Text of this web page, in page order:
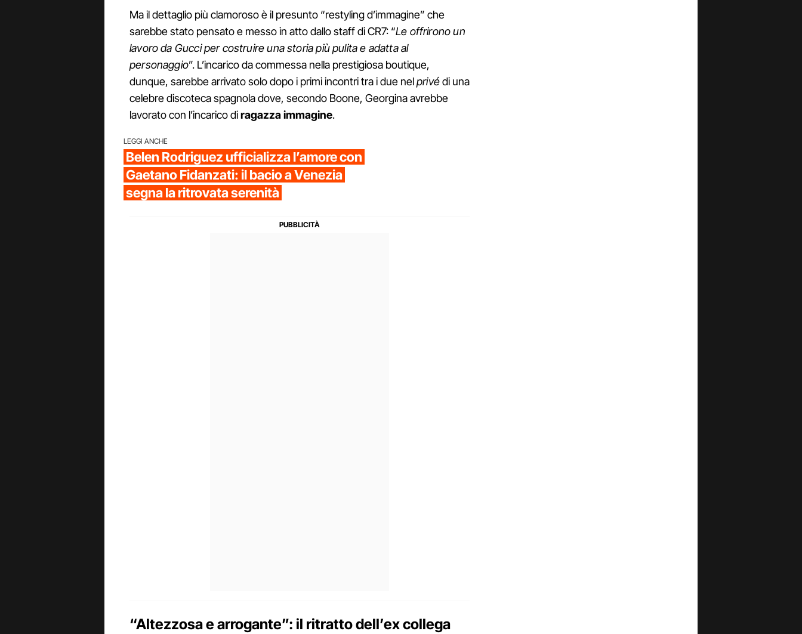
Ma il dettaglio più clamoroso è il presunto “restyling d’immagine” che
sarebbe stato pensato e messo in atto dallo staff di CR7: “Le offrirono un
lavoro da Gucci per costruire una storia più pulita e adatta al
personaggio”. L’incarico da commessa nella prestigiosa boutique,
dunque, sarebbe arrivato solo dopo i primi incontri tra i due nelprivédi una
celebre discoteca spagnola dove, secondo Boone, Georgina avrebbe
lavorato con l’incarico diragazza immagine.
LEGGI ANCHE
Belen Rodriguez ufficializza l’amore con
Gaetano Fidanzati: il bacio a Venezia
segna la ritrovata serenità
“Altezzosa e arrogante”: il ritratto dell’ex collega